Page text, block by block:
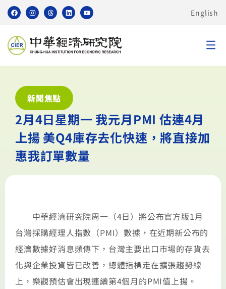
English
新聞焦點
2月4日星期一 我元月PMI 估連4月
上揚 美Q4庫存去化快速，將直接加
惠我訂單數量
中華經濟研究院周一（4日）將公布官方版1月
台灣採購經理人指數（PMI）數據，在近期新公布的
經濟數據好消息頻傳下，台灣主要出口市場的存貨去
化與企業投資皆已改善，總體指標走在擴張趨勢線
上，樂觀預估會出現連續第4個月的PMI值上揚。